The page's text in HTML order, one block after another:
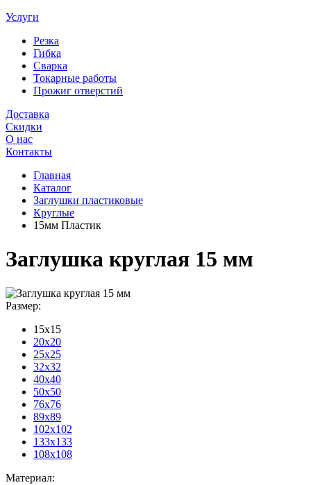
Услуги
Резка
Гибка
Сварка
Токарные работы
Прожиг отверстий
Доставка
Скидки
О нас
Контакты
Главная
Каталог
Заглушки пластиковые
Круглые
15мм Пластик
Заглушка круглая 15 мм
Размер:
15x15
20x20
25x25
32x32
40x40
50x50
76x76
89x89
102x102
133x133
108x108
Материал: